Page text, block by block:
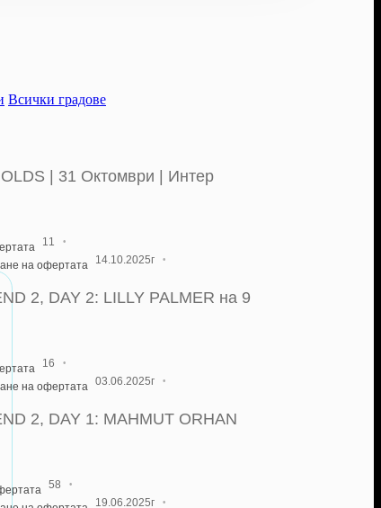
Всички градове
| 31 Октомври | Интер
11 ·
на офертата 14.10.2025г ·
2, DAY 2: LILLY PALMER на 9
16 ·
на офертата 03.06.2025г ·
2, DAY 1: MAHMUT ORHAN
58 ·
19.06.2025г ·